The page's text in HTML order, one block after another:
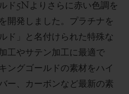
ド 5N よりさらに赤い色調を
開発しました。プラチナを
ド」と名付けられた特殊な
工やサテン加工に最適で
ングゴールドの素材をハイ
ー、カーボンなど最新の素